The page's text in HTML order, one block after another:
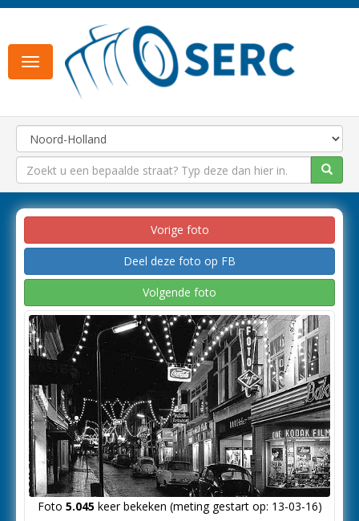
Toggle
navigation
Vorige foto
Deel deze foto op FB
Volgende foto
Foto 5.045keer bekeken (meting gestart op: 13-03-16)